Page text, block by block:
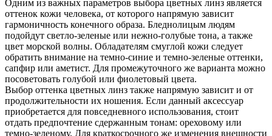
Одним из важных параметров выбора цветных линз является
оттенок кожи человека, от которого напрямую зависит
гармоничность конечного образа. Бледнолицым людям
подойдут светло-зеленые или нежно-голубые тона, а также
цвет морской волны. Обладателям смуглой кожи следует
обратить внимание на темно-синие и темно-зеленые оттенки,
сапфир или аметист. Для промежуточного же варианта можно
посоветовать голубой или фиолетовый цвета.
Выбор оттенка цветных линз также напрямую зависит и от
продолжительности их ношения. Если данный аксессуар
приобретается для повседневного использования, стоит
отдать предпочтение сдержанным тонам: ореховому или
темно-зеленому. Для краткосрочного же изменения внешности